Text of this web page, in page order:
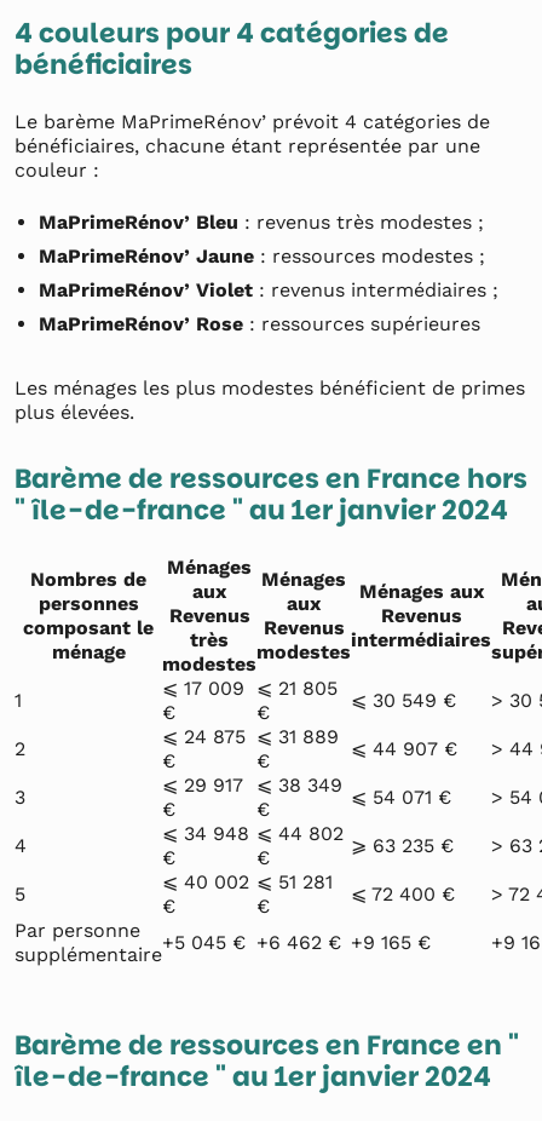
4 couleurs pour 4 catégories de
bénéficiaires
Le barème MaPrimeRénov’ prévoit 4 catégories de
bénéficiaires, chacune étant représentée par une
couleur :
MaPrimeRénov’ Bleu : revenus très modestes ;
MaPrimeRénov’ Jaune : ressources modestes ;
MaPrimeRénov’ Violet : revenus intermédiaires ;
MaPrimeRénov’ Rose : ressources supérieures
Les ménages les plus modestes bénéficient de primes
plus élevées.
Barème de ressources en France hors
" île-de-france " au 1er janvier 2024
Nombres de
personnes
composant le
ménage
Ménages
aux
Revenus
très
modestes
Ménages
aux
Revenus
modestes
Ménages aux
Revenus
intermédiaires
1
⩽ 17 009
€
⩽ 21 805
€
⩽ 30 549 € > 30
2
⩽ 24 875
€
⩽ 31 889
€
⩽ 44 907 € > 44
3
⩽ 29 917
€
⩽ 38 349
€
⩽ 54 071 € > 54
4
⩽ 34 948
€
⩽ 44 802
€
⩾ 63 235 € > 63
5
⩽ 40 002
€
⩽ 51 281
€
⩽ 72 400 €
> 72
Par personne
supplémentaire
+5 045 € +6 462 € +9 165 € +9
Barème de ressources en France en "
île-de-france " au 1er janvier 2024